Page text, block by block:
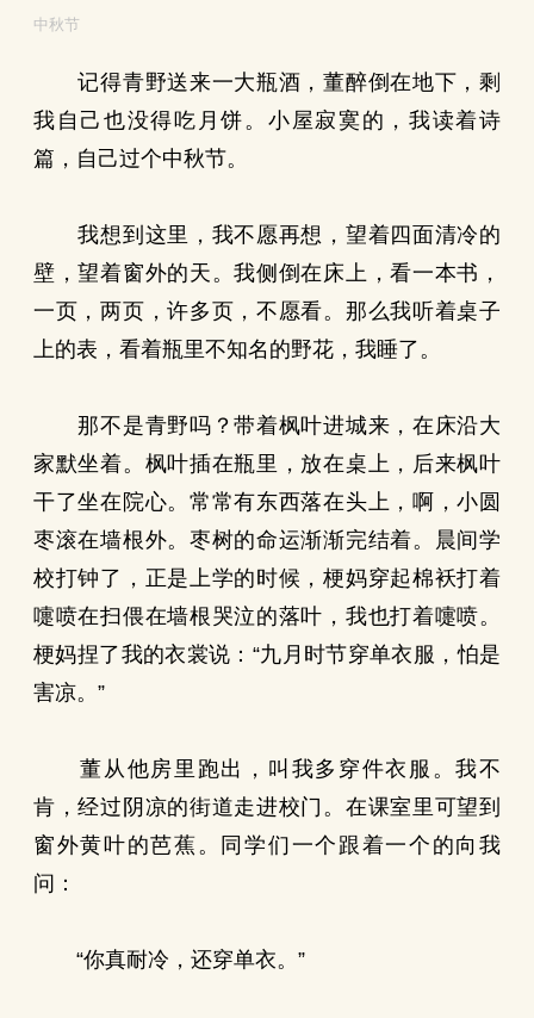
中秋节
记得青野送来一大瓶酒，董醉倒在地下，剩
我自己也没得吃月饼。小屋寂寞的，我读着诗
篇，自己过个中秋节。
我想到这里，我不愿再想，望着四面清冷的
壁，望着窗外的天。我侧倒在床上，看一本书，
一页，两页，许多页，不愿看。那么我听着桌子
上的表，看着瓶里不知名的野花，我睡了。
那不是青野吗？带着枫叶进城来，在床沿大
家默坐着。枫叶插在瓶里，放在桌上，后来枫叶
干了坐在院心。常常有东西落在头上，啊，小圆
枣滚在墙根外。枣树的命运渐渐完结着。晨间学
校打钟了，正是上学的时候，梗妈穿起棉袄打着
嚏喷在扫偎在墙根哭泣的落叶，我也打着嚏喷。
梗妈捏了我的衣裳说：“九月时节穿单衣服，怕是
害凉。”
董从他房里跑出，叫我多穿件衣服。我不
肯，经过阴凉的街道走进校门。在课室里可望到
窗外黄叶的芭蕉。同学们一个跟着一个的向我
问：
“你真耐冷，还穿单衣。”